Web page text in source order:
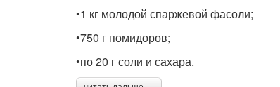
•1 кг молодой спаржевой фасоли;
•750 г помидоров;
•по 20 г соли и сахара.